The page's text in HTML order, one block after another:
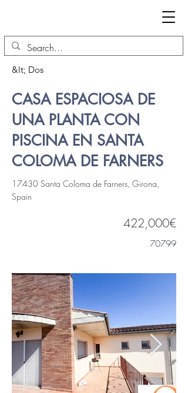
&lt; Dos
CASA ESPACIOSA DE
UNA PLANTA CON
PISCINA EN SANTA
COLOMA DE FARNERS
17430 Santa Coloma de Farners, Girona,
Spain
422,000€
70799